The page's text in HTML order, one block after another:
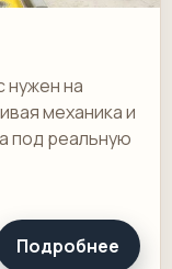
нужен на
механика и
под реальную
Подробнее